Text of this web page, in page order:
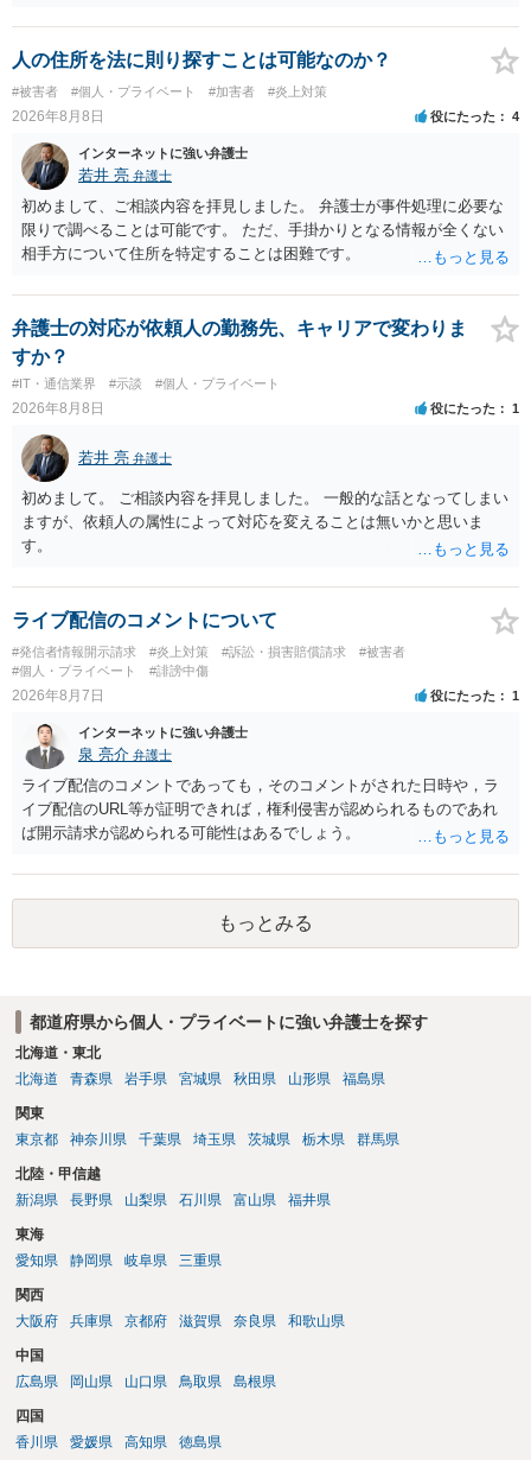
ただ、「328が名誉毀損、偽計業務妨害、侮辱罪、ストーカー等に関す
る法律違反に該当するといわれ」とのことですので、ご質問に書かれ
ていない何らかの背景事情があれば、回答は180度変わるかもしれませ
ん。公開の場で詳細を投稿することは不適当と思われますので、弁護
士へ直接相談した方がよいでしょう。
人の住所を法に則り探すことは可能なのか？
#被害者 #個人・プライベート #加害者 #炎上対策
2026年8月8日 役にたった 4
インターネットに強い弁護士
若井 亮 弁護士
初めまして、ご相談内容を拝見しました。 弁護士が事件処理に必要な
限りで調べることは可能です。 ただ、手掛かりとなる情報が全くない
相手方について住所を特定することは困難です。
弁護士の対応が依頼人の勤務先、キャリアで変わりま
すか？
#IT・通信業界 #示談 #個人・プライベート
2026年8月8日 役にたった 1
若井 亮 弁護士
初めまして。 ご相談内容を拝見しました。 一般的な話となってしまい
ますが、依頼人の属性によって対応を変えることは無いかと思いま
す。
ライブ配信のコメントについて
#発信者情報開示請求 #炎上対策 #訴訟・損害賠償請求
#被害者
#個人・プライベート
#誹謗中傷
2026年8月7日 役にたった 1
インターネットに強い弁護士
泉 亮介 弁護士
ライブ配信のコメントであっても，そのコメントがされた日時や，ラ
イブ配信のURL等が証明できれば，権利侵害が認められるものであれ
ば開示請求が認められる可能性はあるでしょう。
もっとみる
都道府県から個人・プライベートに強い弁護士を探す
北海道・東北
北海道
青森県 岩手県 宮城県 秋田県 山形県 福島県
関東
東京都
神奈川県 千葉県 埼玉県 茨城県 栃木県 群馬県
北陸・甲信越
新潟県
長野県 山梨県 石川県 富山県 福井県
東海
愛知県
静岡県 岐阜県 三重県
関西
大阪府
兵庫県 京都府 滋賀県 奈良県 和歌山県
中国
広島県
岡山県 山口県 鳥取県 島根県
四国
香川県
愛媛県 高知県 徳島県